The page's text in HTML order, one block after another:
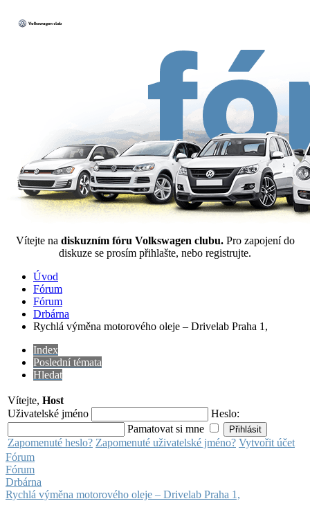
Vítejte na diskuzním fóru Volkswagen clubu. Pro zapojení do
diskuze se prosím přihlašte, nebo registrujte.
Úvod
Fórum
Fórum
Drbárna
Rychlá výměna motorového oleje – Drivelab Praha 1,
Index
Poslední témata
Hledat
Vítejte, Host
Uživatelské jméno
Heslo:
Pamatovat si mne
Zapomenuté heslo? Zapomenuté uživatelské jméno? Vytvořit účet
Fórum
Fórum
Drbárna
Rychlá výměna motorového oleje – Drivelab Praha 1,